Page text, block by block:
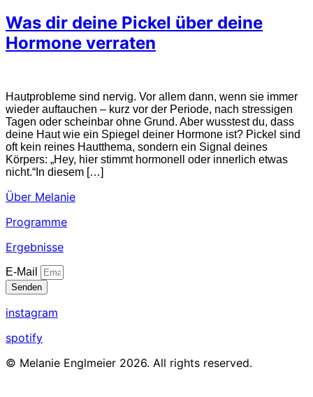
Was dir deine Pickel über deine
Hormone verraten
Hautprobleme sind nervig. Vor allem dann, wenn sie immer
wieder auftauchen – kurz vor der Periode, nach stressigen
Tagen oder scheinbar ohne Grund. Aber wusstest du, dass
deine Haut wie ein Spiegel deiner Hormone ist? Pickel sind
oft kein reines Hautthema, sondern ein Signal deines
Körpers: „Hey, hier stimmt hormonell oder innerlich etwas
nicht.“In diesem […]
Über Melanie
Programme
Ergebnisse
E-Mail
Senden
instagram
spotify
© Melanie Englmeier 2026. All rights reserved.